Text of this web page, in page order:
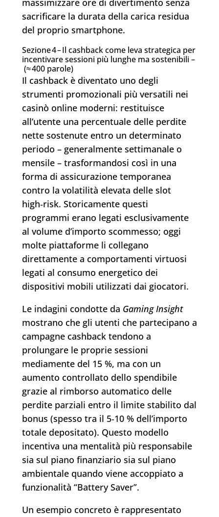
massimizzare ore di divertimento senza
sacrificare la durata della carica residua
del proprio smartphone.
Sezione 4 – Il cashback come leva strategica per
incentivare sessioni più lunghe ma sostenibili –
(≈ 400 parole)
Il cashback è diventato uno degli
strumenti promozionali più versatili nei
casinò online moderni: restituisce
all’utente una percentuale delle perdite
nette sostenute entro un determinato
periodo – generalmente settimanale o
mensile – trasformandosi così in una
forma di assicurazione temporanea
contro la volatilità elevata delle slot
high‑risk. Storicamente questi
programmi erano legati esclusivamente
al volume d’importo scommesso; oggi
molte piattaforme li collegano
direttamente a comportamenti virtuosi
legati al consumo energetico dei
dispositivi mobili utilizzati dai giocatori.
Le indagini condotte da Gaming Insight
mostrano che gli utenti che partecipano a
campagne cashback tendono a
prolungare le proprie sessioni
mediamente del 15 %, ma con un
aumento controllato dello spendibile
grazie al rimborso automatico delle
perdite parziali entro il limite stabilito dal
bonus (spesso tra il 5‑10 % dell’importo
totale depositato). Questo modello
incentiva una mentalità più responsabile
sia sul piano finanziario sia sul piano
ambientale quando viene accoppiato a
funzionalità “Battery Saver”.
Un esempio concreto è rappresentato